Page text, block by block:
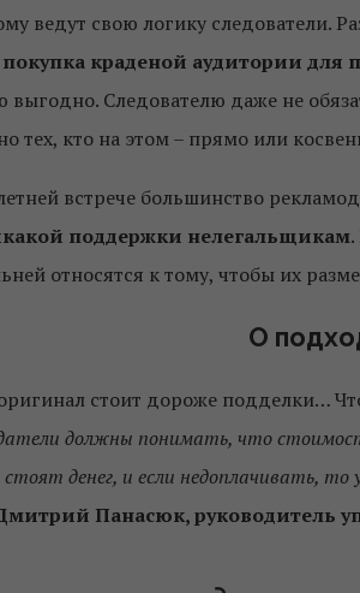
ведут свою логику следователи.
покупка краденой аудитории для
Следователю даже не
тех, кто на этом – прямо или
встрече большинство
поддержки нелегальщикам
относятся к тому, чтобы их
О
стоит дороже подделки…
должны понимать, что
денег, и если недоплачивать,
Панасюк, руководитель